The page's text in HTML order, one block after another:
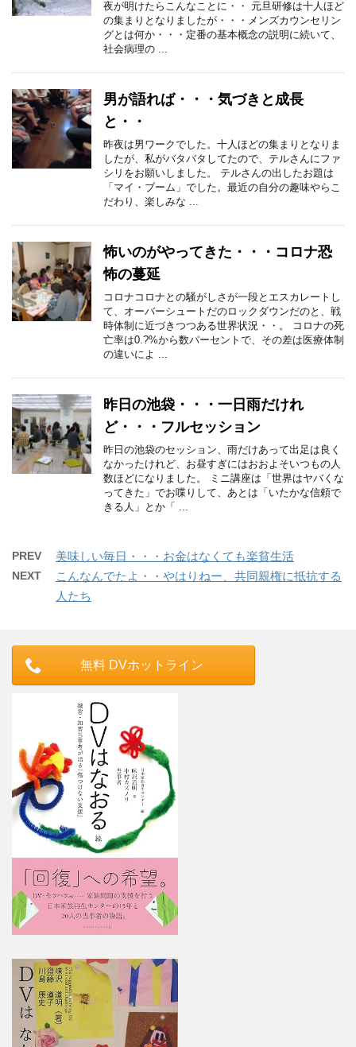
夜が明けたらこんなことに・・ 元旦研修は十人ほど
の集まりとなりましたが・・・メンズカウンセリン
グとは何か・・・定番の基本概念の説明に続いて、
社会病理の ...
男が語れば・・・気づきと成長
と・・
昨夜は男ワークでした。十人ほどの集まりとなりま
したが、私がバタバタしてたので、テルさんにファ
シリをお願いしました。 テルさんの出したお題は
「マイ・ブーム」でした。最近の自分の趣味やらこ
だわり、楽しみな ...
怖いのがやってきた・・・コロナ恐
怖の蔓延
コロナコロナとの騒がしさが一段とエスカレートし
て、オーバーシュートだのロックダウンだのと、戦
時体制に近づきつつある世界状況・・。 コロナの死
亡率は0.?%から数パーセントで、その差は医療体制
の違いによ ...
昨日の池袋・・・一日雨だけれ
ど・・・フルセッション
昨日の池袋のセッション、雨だけあって出足は良く
なかったけれど、お昼すぎにはおおよそいつもの人
数ほどになりました。 ミニ講座は「世界はヤバくな
ってきた」でお喋りして、あとは「いたかな信頼で
きる人」とか「 ...
PREV 美味しい毎日・・・お金はなくても楽貧生活
NEXT
こんなんでたよ・・やはりねー、共同親権に抵抗する
人たち
無料 DVホットライン